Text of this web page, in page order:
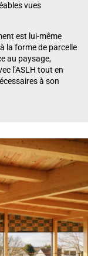
vues
est lui-même
la forme de parcelle
au paysage,
l’ASLH tout en
à son